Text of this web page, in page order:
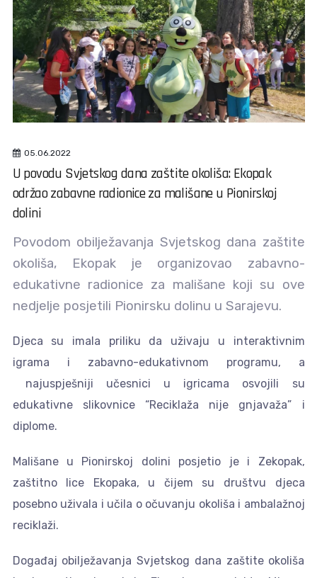
05.06.2022
U povodu Svjetskog dana zaštite okoliša: Ekopak
održao zabavne radionice za mališane u Pionirskoj
dolini
Povodom obilježavanja Svjetskog dana zaštite
okoliša, Ekopak je organizovao zabavno-
edukativne radionice za mališane koji su ove
nedjelje posjetili Pionirsku dolinu u Sarajevu.
Djeca su imala priliku da uživaju u interaktivnim
igrama i zabavno-edukativnom programu, a
najuspješniji učesnici u igricama osvojili su
edukativne slikovnice “Reciklaža nije gnjavaža” i
diplome.
Mališane u Pionirskoj dolini posjetio je i Zekopak,
zaštitno lice Ekopaka, u čijem su društvu djeca
posebno uživala i učila o očuvanju okoliša i ambalažnoj
reciklaži.
Događaj obilježavanja Svjetskog dana zaštite okoliša